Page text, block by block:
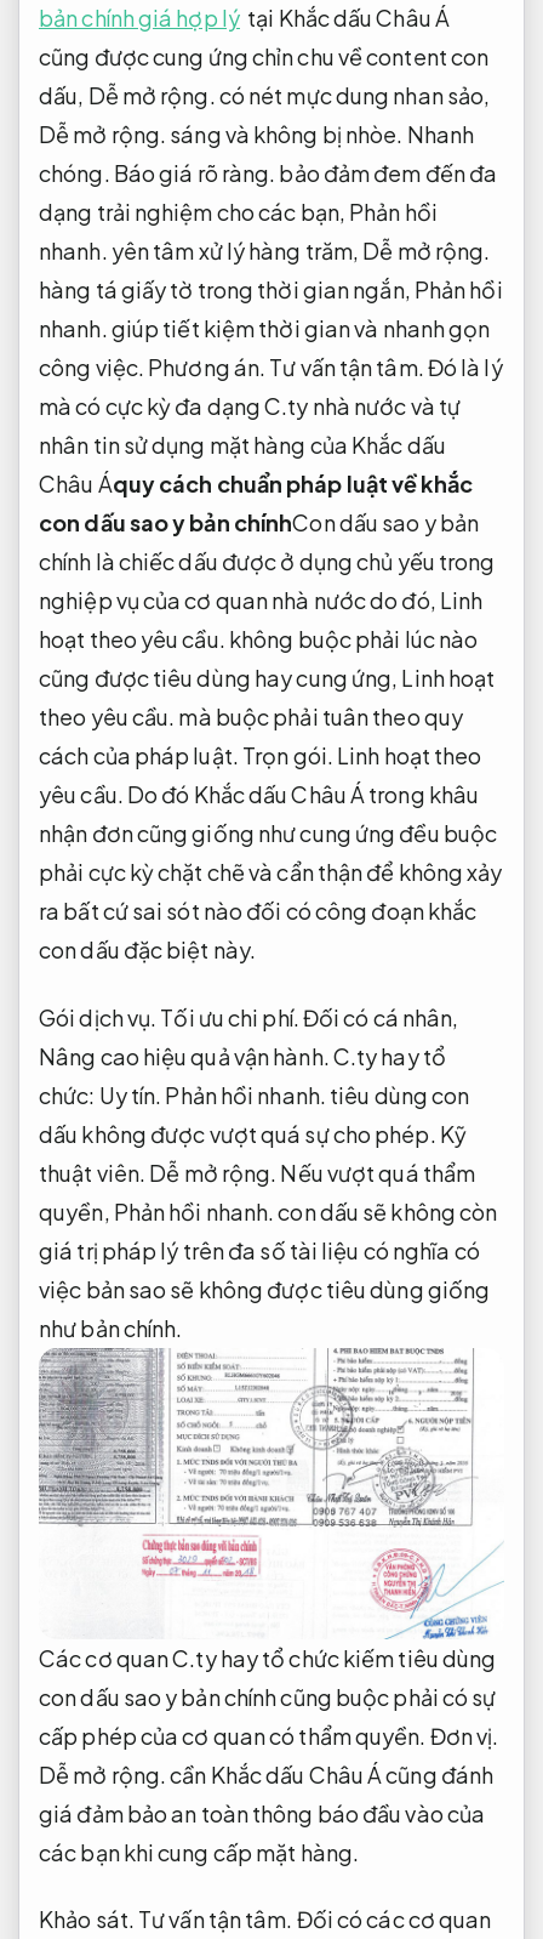
bản chính giá hợp lý tại Khắc dấu Châu Á
cũng được cung ứng chỉn chu về content con
dấu, Dễ mở rộng.có nét mực dung nhan sảo,
Dễ mở rộng. sáng và không bị nhòe. Nhanh
chóng. Báo giá rõ ràng. bảo đảm đem đến đa
dạng trải nghiệm cho các bạn, Phản hồi
nhanh. yên tâm xử lý hàng trăm, Dễ mở rộng.
hàng tá giấy tờ trong thời gian ngắn, Phản hồi
nhanh.giúp tiết kiệm thời gian và nhanh gọn
công việc. Phương án. Tư vấn tận tâm.Đó là lý
mà có cực kỳ đa dạng C.ty nhà nước và tự
nhân tin sử dụng mặt hàng của Khắc dấu
Châu Áquy cách chuẩn pháp luật về khắc
con dấu sao y bản chínhCon dấu sao y bản
chính là chiếc dấu được ở dụng chủ yếu trong
nghiệp vụ của cơ quan nhà nước do đó, Linh
hoạt theo yêu cầu. không buộc phải lúc nào
cũng được tiêu dùng hay cung ứng, Linh hoạt
theo yêu cầu. mà buộc phải tuân theo quy
cách của pháp luật. Trọn gói. Linh hoạt theo
yêu cầu. Do đó Khắc dấu Châu Á trong khâu
nhận đơn cũng giống như cung ứng đều buộc
phải cực kỳ chặt chẽ và cẩn thận để không xảy
ra bất cứ sai sót nào đối có công đoạn khắc
con dấu đặc biệt này.
Gói dịch vụ. Tối ưu chi phí.Đối có cá nhân,
Nâng cao hiệu quả vận hành.C.ty hay tổ
chức: Uy tín. Phản hồi nhanh. tiêu dùng con
dấu không được vượt quá sự cho phép. Kỹ
thuật viên. Dễ mở rộng. Nếu vượt quá thẩm
quyền, Phản hồi nhanh.con dấu sẽ không còn
giá trị pháp lý trên đa số tài liệu có nghĩa có
việc bản sao sẽ không được tiêu dùng giống
như bản chính.
Các cơ quan C.ty hay tổ chức kiếm tiêu dùng
con dấu sao y bản chính cũng buộc phải có sự
cấp phép của cơ quan có thẩm quyền. Đơn vị.
Dễ mở rộng.cần Khắc dấu Châu Á cũng đánh
giá đảm bảo an toàn thông báo đầu vào của
các bạn khi cung cấp mặt hàng.
Khảo sát. Tư vấn tận tâm. Đối có các cơ quan